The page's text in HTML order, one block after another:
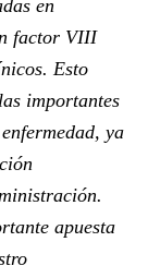
en
factor VIII
Esto
importantes
ya
apuesta